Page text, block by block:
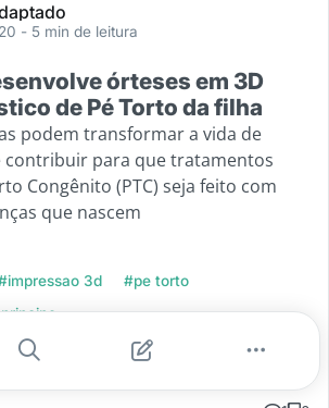
- 5 min de leitura
órteses em 3D
de Pé Torto da filha
podem transformar a vida de
contribuir para que tratamentos
Congênito (PTC) seja feito com
que nascem
3d
#pe torto